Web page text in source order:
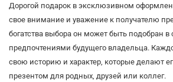
Дорогой подарок в эксклюзивном
свое внимание и уважение к получателю
богатства выбора он может быть подобран в
предпочтениями будущего владельца.
свою историю и характер, которые делают
презентом для родных, друзей или коллег.